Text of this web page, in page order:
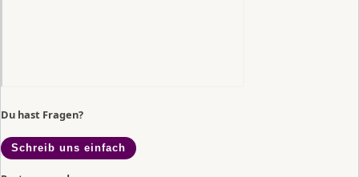
Du hast Fragen?
Schreib uns einfach